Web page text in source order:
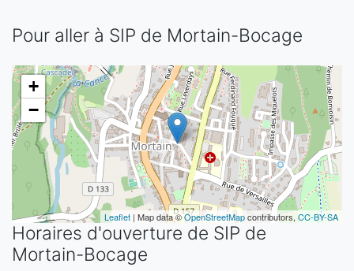
Pour aller à SIP de Mortain-Bocage
+
−
Leaflet | Map data ©OpenStreetMapcontributors,CC-BY-SA
Horaires d'ouverture de SIP de
Mortain-Bocage